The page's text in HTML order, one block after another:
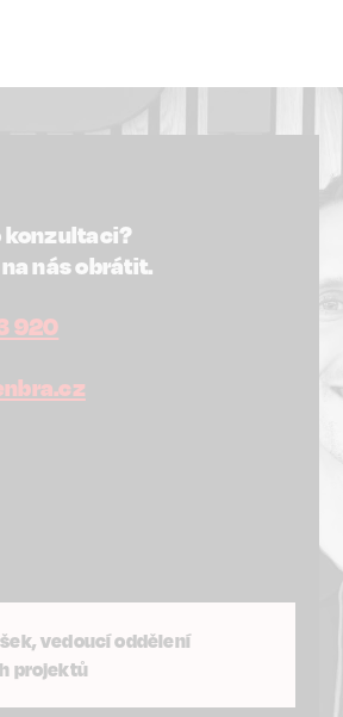
konzultaci?
nás obrátit.
920
vedoucí oddělení
projektů